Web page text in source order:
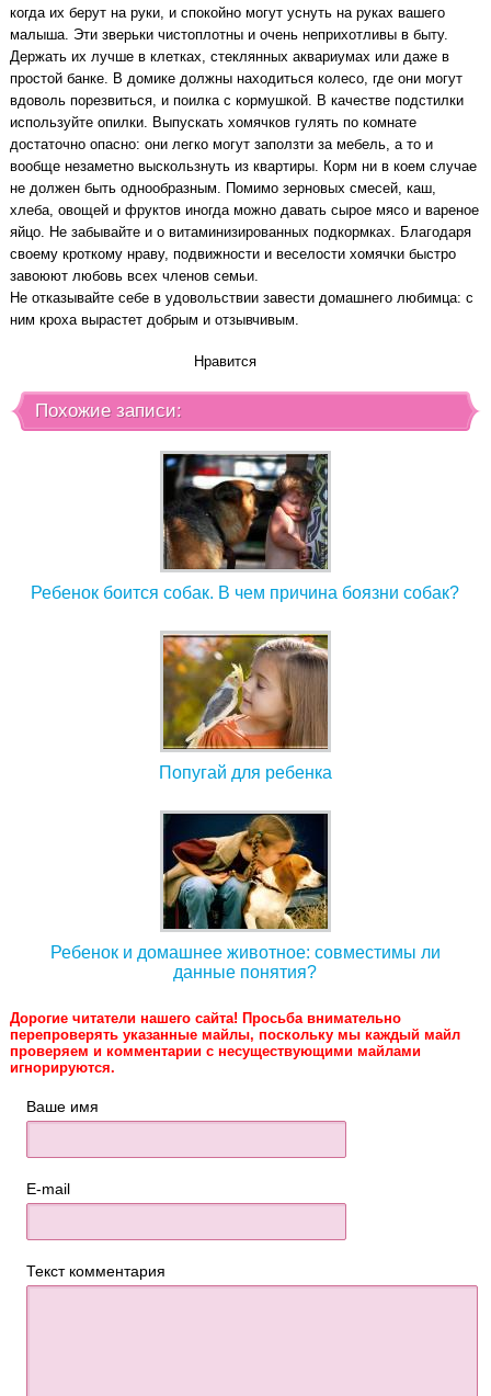
когда их берут на руки, и спокойно могут уснуть на руках вашего
малыша. Эти зверьки чистоплотны и очень неприхотливы в быту.
Держать их лучше в клетках, стеклянных аквариумах или даже в
простой банке. В домике должны находиться колесо, где они могут
вдоволь порезвиться, и поилка с кормушкой. В качестве подстилки
используйте опилки. Выпускать хомячков гулять по комнате
достаточно опасно: они легко могут заползти за мебель, а то и
вообще незаметно выскользнуть из квартиры. Корм ни в коем случае
не должен быть однообразным. Помимо зерновых смесей, каш,
хлеба, овощей и фруктов иногда можно давать сырое мясо и вареное
яйцо. Не забывайте и о витаминизированных подкормках. Благодаря
своему кроткому нраву, подвижности и веселости хомячки быстро
завоюют любовь всех членов семьи.
Не отказывайте себе в удовольствии завести домашнего любимца: с
ним кроха вырастет добрым и отзывчивым.
Нравится
Похожие записи:
Ребенок боится собак. В чем причина боязни собак?
Попугай для ребенка
Ребенок и домашнее животное: совместимы ли
данные понятия?
Дорогие читатели нашего сайта! Просьба внимательно
перепроверять указанные майлы, поскольку мы каждый майл
проверяем и комментарии с несуществующими майлами
игнорируются.
Ваше имя
E-mail
Текст комментария